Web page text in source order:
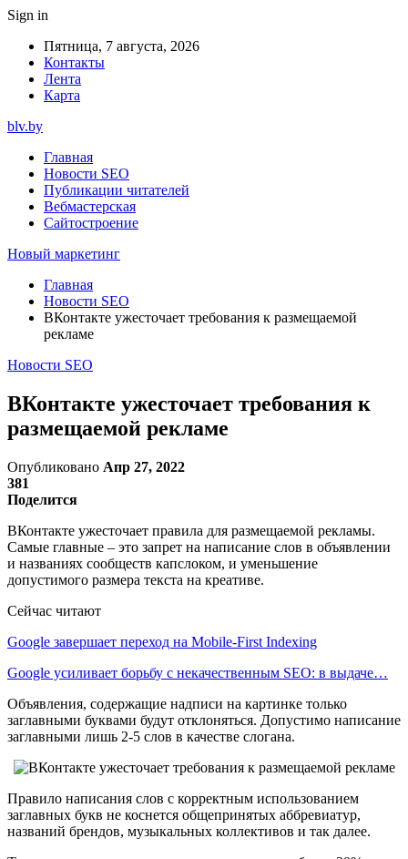
Sign in
Пятница, 7 августа, 2026
Контакты
Лента
Карта
blv.by
Главная
Новости SEO
Публикации читателей
Вебмастерская
Сайтостроение
Новый маркетинг
Главная
Новости SEO
ВКонтакте ужесточает требования к размещаемой
рекламе
Новости SEO
ВКонтакте ужесточает требования к
размещаемой рекламе
Опубликовано Апр 27, 2022
381
Поделится
ВКонтакте ужесточает правила для размещаемой рекламы.
Самые главные – это запрет на написание слов в объявлении
и названиях сообществ капслоком, и уменьшение
допустимого размера текста на креативе.
Сейчас читают
Google завершает переход на Mobile-First Indexing
Google усиливает борьбу с некачественным SEO: в выдаче…
Объявления, содержащие надписи на картинке только
заглавными буквами будут отклоняться. Допустимо написание
заглавными лишь 2-5 слов в качестве слогана.
Правило написания слов с корректным использованием
заглавных букв не коснется общепринятых аббревиатур,
названий брендов, музыкальных коллективов и так далее.